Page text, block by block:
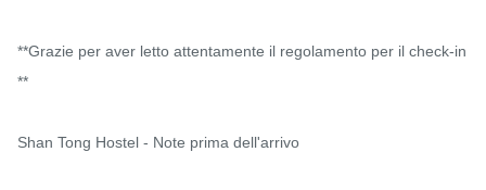
**Grazie per aver letto attentamente il regolamento per il check-in
**
Shan Tong Hostel - Note prima dell'arrivo